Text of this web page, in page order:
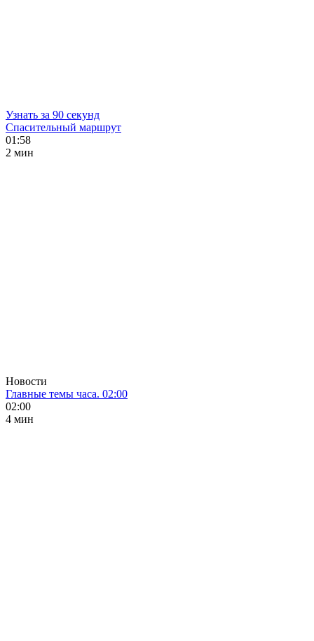
Узнать за 90 секунд
Спасительный маршрут
01:58
2 мин
Новости
Главные темы часа. 02:00
02:00
4 мин